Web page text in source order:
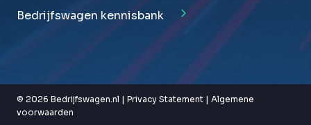
Bedrijfswagen kennisbank
© 2026 Bedrijfswagen.nl | Privacy Statement | Algemene
voorwaarden